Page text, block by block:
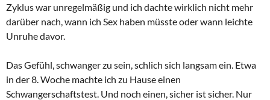
Zyklus war unregelmäßig und ich dachte wirklich nicht mehr
darüber nach, wann ich Sex haben müsste oder wann leichte
Unruhe davor.
Das Gefühl, schwanger zu sein, schlich sich langsam ein. Etwa
in der 8. Woche machte ich zu Hause einen
Schwangerschaftstest. Und noch einen, sicher ist sicher. Nur